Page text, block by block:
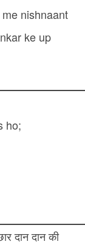
nishnaant
ke up
ho;
दान दान की